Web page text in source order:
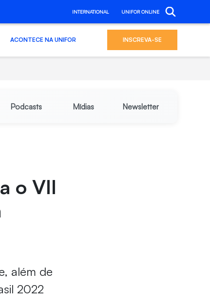
INTERNATIONAL UNIFOR ONLINE
ACONTECE NA UNIFOR INSCREVA-SE
Podcasts Mídias Newsletter
o VII
além de
2022